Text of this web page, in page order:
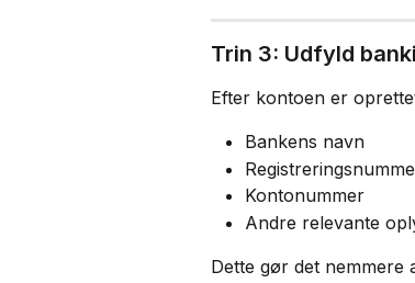
Trin 3: Udfyld
Efter kontoen er
Bankens navn
Kontonummer
Andre relevante
Dette gør det nemmere